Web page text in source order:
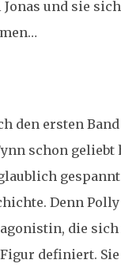
Jonas und sie
den ersten
schon geliebt
Denn
die
definiert.